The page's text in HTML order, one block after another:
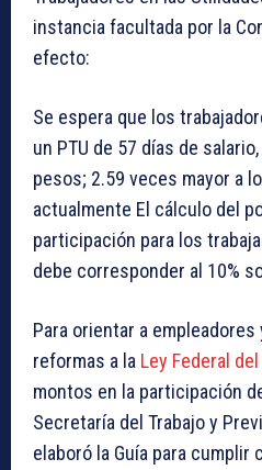
instancia facultada por la
efecto:
Se espera que los
un PTU de 57 días de
pesos; 2.59 veces mayor a
actualmente El cálculo del
participación para los
debe corresponder al 10%
Para orientar a
reformas a la Ley Federal
montos en la participación
Secretaría del Trabajo y
elaboró la Guía para cumplir